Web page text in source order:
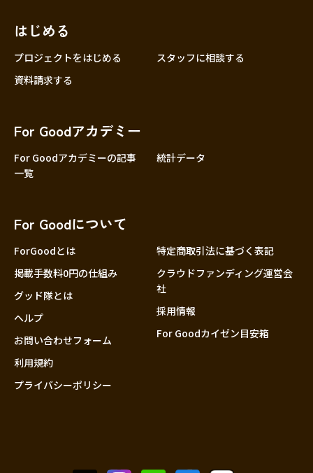
はじめる
プロジェクトをはじめる
スタッフに相談する
資料請求する
For Goodアカデミー
For Goodアカデミーの記事
一覧
統計データ
For Goodについて
ForGoodとは
掲載手数料0円の仕組み
グッド隊とは
ヘルプ
お問い合わせフォーム
利用規約
プライバシーポリシー
特定商取引法に基づく表記
クラウドファンディング運営会
社
採用情報
For Goodカイゼン目安箱